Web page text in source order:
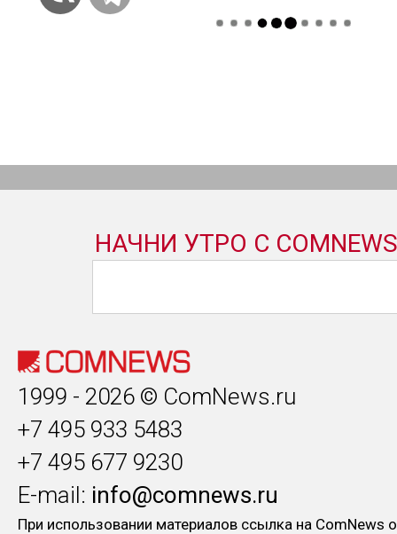
1999 - 2026 © ComNews.ru
+7 495 933 5483
+7 495 677 9230
E-mail: info@comnews.ru
При использовании материалов ссылка на ComNews